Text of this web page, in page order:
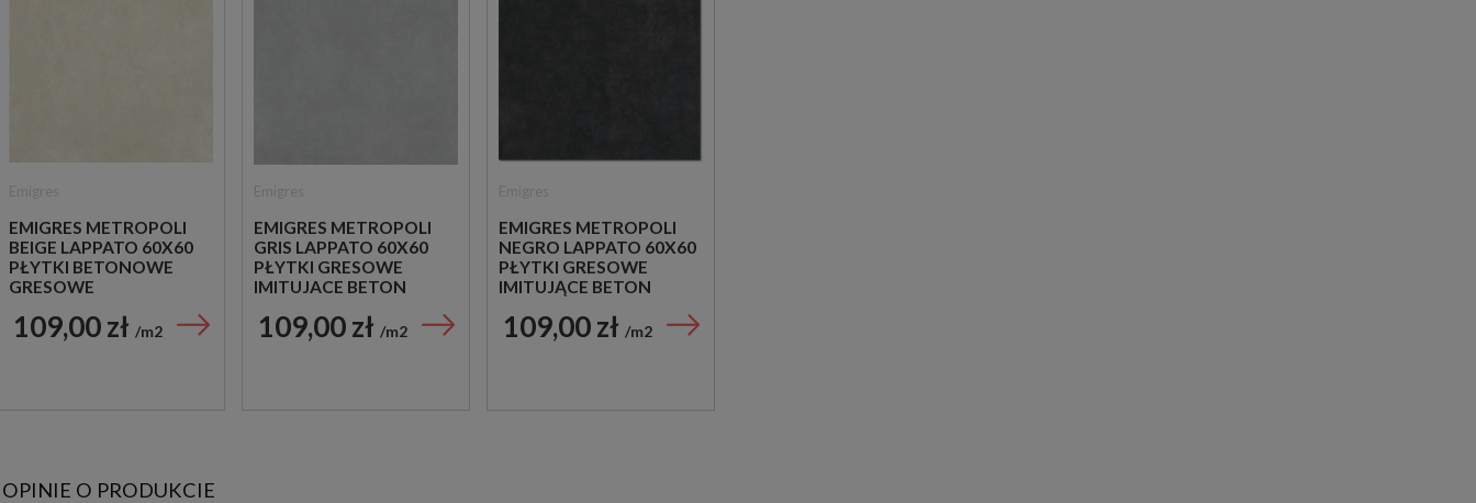
EMIGRES METROPOLI
BEIGE LAPPATO 60X60
PŁYTKI BETONOWE
GRESOWE
109,00 zł m2
EMIGRES METROPOLI
GRIS LAPPATO 60X60
PŁYTKI GRESOWE
IMITUJACE BETON
109,00 zł m2
EMIGRES METROPOLI
NEGRO LAPPATO 60X60
PŁYTKI GRESOWE
IMITUJĄCE BETON
109,00 zł m2
OPINIE O PRODUKCIE